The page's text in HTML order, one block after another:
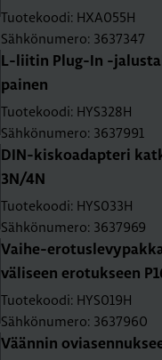
Tuotekoodi: HXA055H
Sähkönumero: 3637347
L-lii­tin Plug-In -
pai­nen
Tuotekoodi: HYS328H
Sähkönumero: 3637991
DIN-kis­koa­dap­te­ri
3N/4N
Tuotekoodi: HYS033H
Sähkönumero: 3637969
Vai­he-
vä­li­seen ero­tuk­seen
Tuotekoodi: HYS019H
Sähkönumero: 3637960
Vään­nin